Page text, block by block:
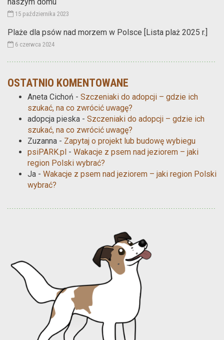
15 października 2023
Plaże dla psów nad morzem w Polsce [Lista plaż 2025 r.]
6 czerwca 2024
OSTATNIO KOMENTOWANE
Aneta Cichoń - Szczeniaki do adopcji – gdzie ich
szukać, na co zwrócić uwagę?
adopcja pieska - Szczeniaki do adopcji – gdzie ich
szukać, na co zwrócić uwagę?
Zuzanna - Zapytaj o projekt lub budowę wybiegu
psiPARK.pl - Wakacje z psem nad jeziorem – jaki
region Polski wybrać?
Ja - Wakacje z psem nad jeziorem – jaki region Polski
wybrać?